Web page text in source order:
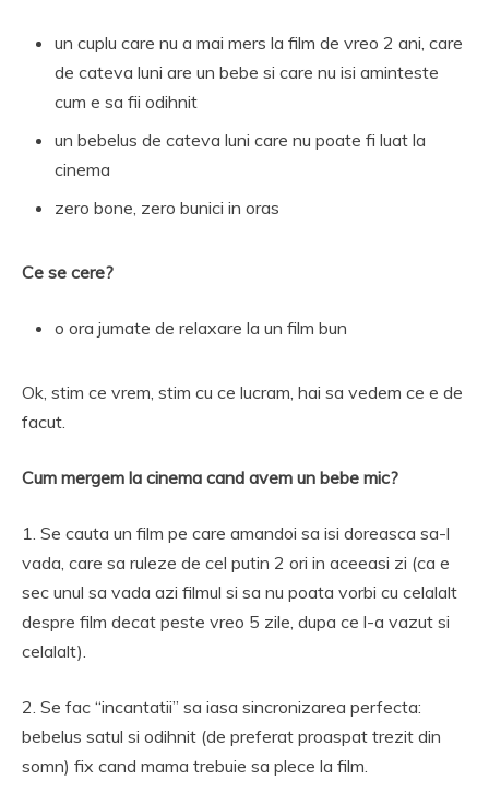
un cuplu care nu a mai mers la film de vreo 2 ani, care
de cateva luni are un bebe si care nu isi aminteste
cum e sa fii odihnit
un bebelus de cateva luni care nu poate fi luat la
cinema
zero bone, zero bunici in oras
Ce se cere?
o ora jumate de relaxare la un film bun
Ok, stim ce vrem, stim cu ce lucram, hai sa vedem ce e de
facut.
Cum mergem la cinema cand avem un bebe mic?
1. Se cauta un film pe care amandoi sa isi doreasca sa-l
vada, care sa ruleze de cel putin 2 ori in aceeasi zi (ca e
sec unul sa vada azi filmul si sa nu poata vorbi cu celalalt
despre film decat peste vreo 5 zile, dupa ce l-a vazut si
celalalt).
2. Se fac “incantatii” sa iasa sincronizarea perfecta:
bebelus satul si odihnit (de preferat proaspat trezit din
somn) fix cand mama trebuie sa plece la film.